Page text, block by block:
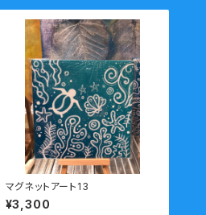
マグネットアート13
¥3,300